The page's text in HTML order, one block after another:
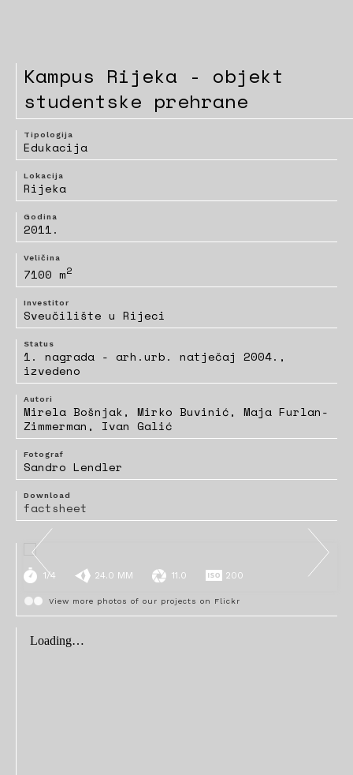
Kampus Rijeka - objekt
studentske prehrane
Tipologija
Edukacija
Lokacija
Rijeka
Godina
2011.
Veličina
7100 m2
Investitor
Sveučilište u Rijeci
Status
1. nagrada - arh.urb. natječaj 2004.,
izvedeno
Autori
Mirela Bošnjak, Mirko Buvinić, Maja Furlan-
Zimmerman, Ivan Galić
Fotograf
Sandro Lendler
Download
factsheet
1/4 24.0 MM 11.0 200
View more photos of our projects on Flickr